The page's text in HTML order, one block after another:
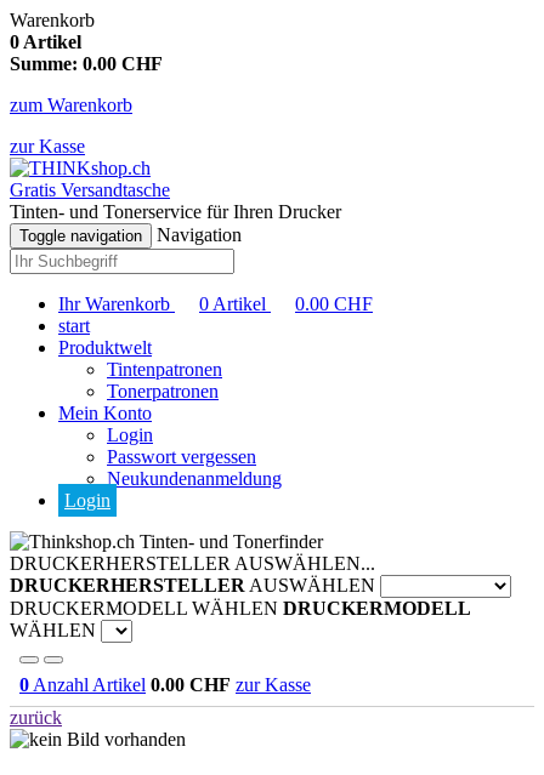
Warenkorb
0 Artikel
Summe: 0.00 CHF
zum Warenkorb
zur Kasse
Gratis Versandtasche
Tinten- und Tonerservice für Ihren Drucker
Toggle navigation Navigation
Ihr Warenkorb 0 Artikel 0.00 CHF
start
Produktwelt
Tintenpatronen
Tonerpatronen
Mein Konto
Login
Passwort vergessen
Neukundenanmeldung
Login
Tinten- und Tonerfinder
DRUCKERHERSTELLER AUSWÄHLEN...
DRUCKERHERSTELLER AUSWÄHLEN
DRUCKERMODELL WÄHLEN DRUCKERMODELL
WÄHLEN
0 Anzahl Artikel 0.00 CHF zur Kasse
zurück